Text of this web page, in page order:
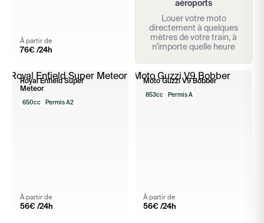
À partir de
76€ /24h
aéroports
Louer votre moto
directement à quelques
mètres de votre train, à
n'importe quelle heure
Royal Enfield Super
Meteor
650cc Permis A2
À partir de
56€ /24h
Moto Guzzi V9 Bobber
853cc Permis A
À partir de
56€ /24h